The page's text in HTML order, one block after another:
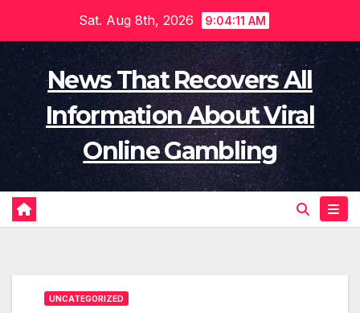
content
Sat. Aug 8th, 2026 9:04:11 AM
News That Recovers All
Information About Viral
Online Gambling
UNCATEGORIZED